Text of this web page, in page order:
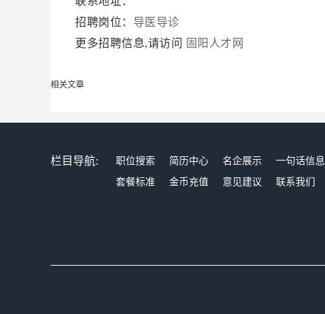
招聘岗位： 导医导诊
更多招聘信息,请访问
固阳人才网
相关文章
栏目导航: 职位搜索 简历中心 名企展示 一句话信息
套餐标准
金币充值 意见建议 联系我们